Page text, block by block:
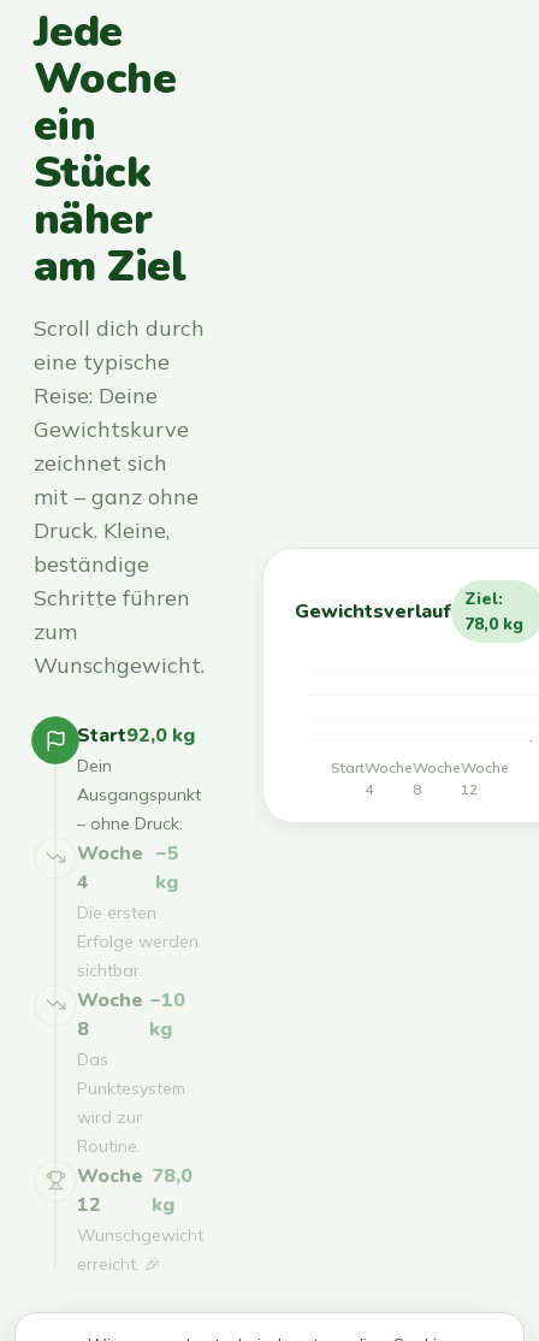
Jede
Woche
ein
Stück
näher
am Ziel
Scroll dich durch
eine typische
Reise: Deine
Gewichtskurve
zeichnet sich
mit – ganz ohne
Druck. Kleine,
beständige
Schritte führen
zum
Wunschgewicht.
Start92,0 kg
Dein
Ausgangspunkt
– ohne Druck.
Woche
4
−5
kg
Die ersten
Erfolge werden
sichtbar.
Woche
8
−10
kg
Das
Punktesystem
wird zur
Routine.
Woche
12
78,0
kg
Wunschgewicht
erreicht. 🎉
Gewichtsverlauf
Ziel:
78,0 kg
StartWoche
4
Woche
8
Woche
12